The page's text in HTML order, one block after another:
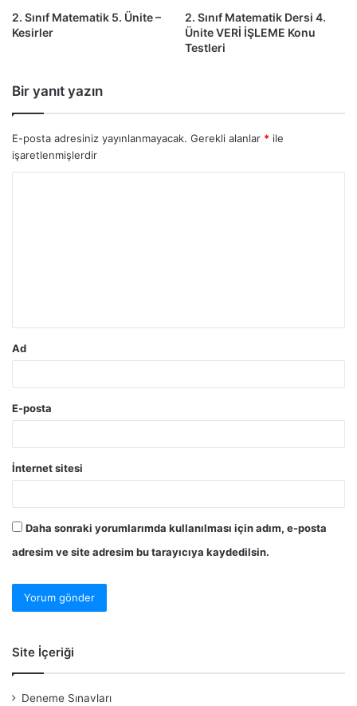
2. Sınıf Matematik 5. Ünite –
Kesirler
2. Sınıf Matematik Dersi 4.
Ünite VERİ İŞLEME Konu
Testleri
Bir yanıt yazın
E-posta adresiniz yayınlanmayacak. Gerekli alanlar * ile
işaretlenmişlerdir
Ad
E-posta
İnternet sitesi
Daha sonraki yorumlarımda kullanılması için adım, e-posta
adresim ve site adresim bu tarayıcıya kaydedilsin.
Site İçeriği
Deneme Sınavları